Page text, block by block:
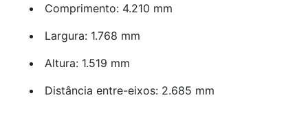
Comprimento: 4.210 mm
Largura: 1.768 mm
Altura: 1.519 mm
Distância entre-eixos: 2.685 mm